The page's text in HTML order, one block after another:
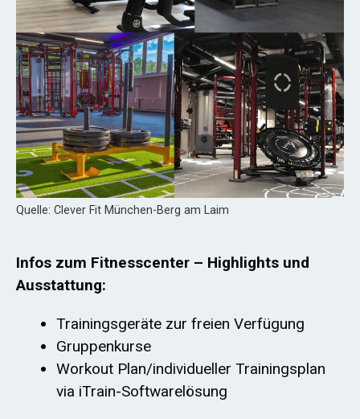
Quelle: Clever Fit München-Berg am Laim
Infos zum Fitnesscenter – Highlights und
Ausstattung:
Trainingsgeräte zur freien Verfügung
Gruppenkurse
Workout Plan/individueller Trainingsplan
via iTrain-Softwarelösung